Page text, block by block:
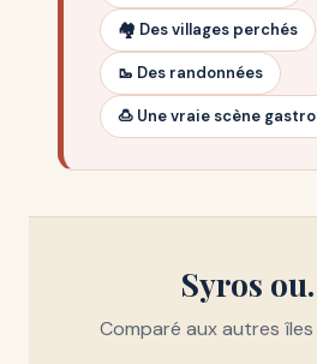
🏘️ Des villages perchés
🥾 Des randonnées
🍮 Une vraie scène
Syros
Comparé aux autres